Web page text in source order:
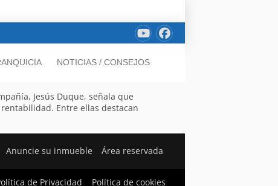
NOTICIAS / CONSEJOS
Jesús Duque, señala que
Entre ellas destacan
Anuncie su inmueble Área reservada
de Privacidad Política de cookies